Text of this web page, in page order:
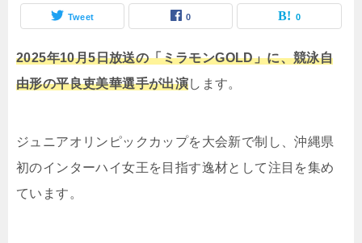
Tweet 0 0
2025年10月5日放送の「ミラモンGOLD」に、競泳自
由形の平良吏美華選手が出演します。
ジュニアオリンピックカップを大会新で制し、沖縄県
初のインターハイ女王を目指す逸材として注目を集め
ています。